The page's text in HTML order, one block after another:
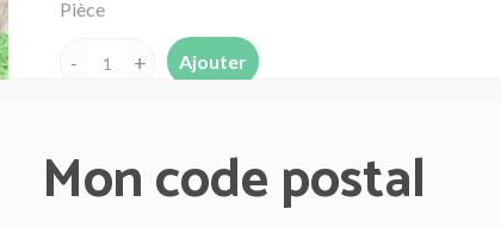
Pièce
quantité
France
Ajouter
Mon code postal